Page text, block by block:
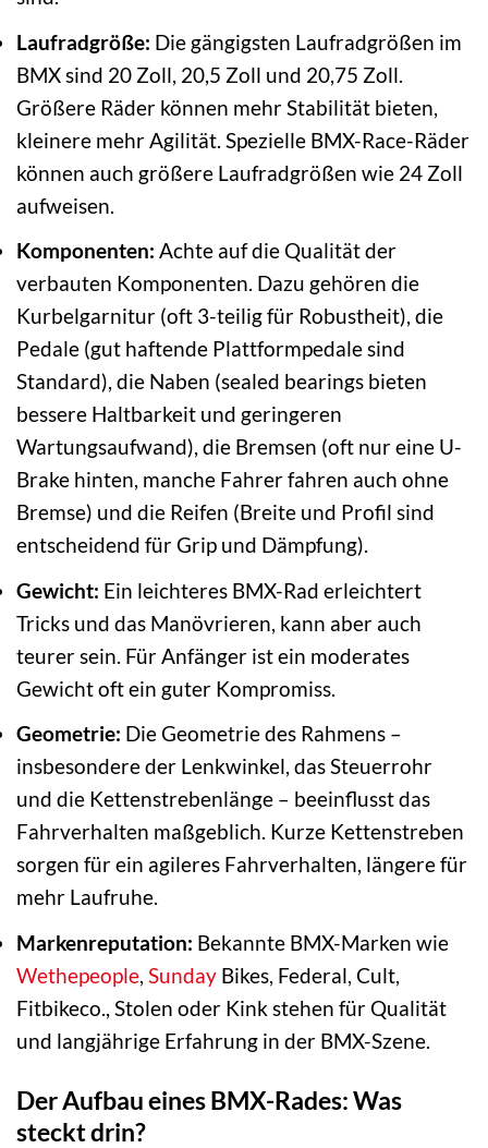
Laufradgröße: Die gängigsten Laufradgrößen im
BMX sind 20 Zoll, 20,5 Zoll und 20,75 Zoll.
Größere Räder können mehr Stabilität bieten,
kleinere mehr Agilität. Spezielle BMX-Race-Räder
können auch größere Laufradgrößen wie 24 Zoll
aufweisen.
Komponenten: Achte auf die Qualität der
verbauten Komponenten. Dazu gehören die
Kurbelgarnitur (oft 3-teilig für Robustheit), die
Pedale (gut haftende Plattformpedale sind
Standard), die Naben (sealed bearings bieten
bessere Haltbarkeit und geringeren
Wartungsaufwand), die Bremsen (oft nur eine U-
Brake hinten, manche Fahrer fahren auch ohne
Bremse) und die Reifen (Breite und Profil sind
entscheidend für Grip und Dämpfung).
Gewicht: Ein leichteres BMX-Rad erleichtert
Tricks und das Manövrieren, kann aber auch
teurer sein. Für Anfänger ist ein moderates
Gewicht oft ein guter Kompromiss.
Geometrie: Die Geometrie des Rahmens –
insbesondere der Lenkwinkel, das Steuerrohr
und die Kettenstrebenlänge – beeinflusst das
Fahrverhalten maßgeblich. Kurze Kettenstreben
sorgen für ein agileres Fahrverhalten, längere für
mehr Laufruhe.
Markenreputation: Bekannte BMX-Marken wie
Wethepeople, Sunday Bikes, Federal, Cult,
Fitbikeco., Stolen oder Kink stehen für Qualität
und langjährige Erfahrung in der BMX-Szene.
Der Aufbau eines BMX-Rades: Was
steckt drin?